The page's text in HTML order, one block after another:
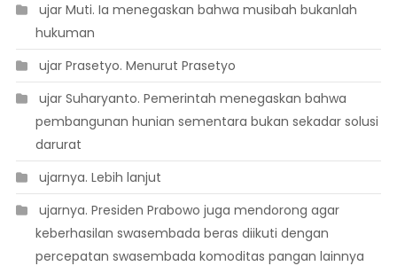
 ujar Muti. Ia menegaskan bahwa musibah bukanlah
hukuman
 ujar Prasetyo. Menurut Prasetyo
 ujar Suharyanto. Pemerintah menegaskan bahwa
pembangunan hunian sementara bukan sekadar solusi
darurat
 ujarnya. Lebih lanjut
 ujarnya. Presiden Prabowo juga mendorong agar
keberhasilan swasembada beras diikuti dengan
percepatan swasembada komoditas pangan lainnya